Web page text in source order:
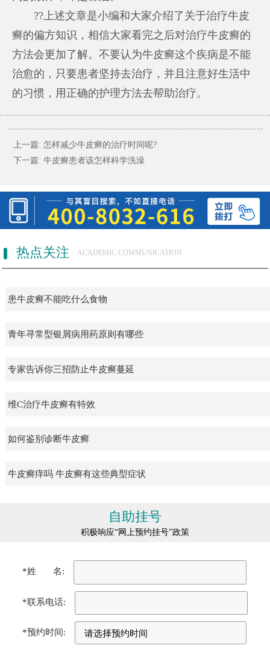
??上述文章是小编和大家介绍了关于治疗牛皮
癣的偏方知识，相信大家看完之后对治疗牛皮癣的
方法会更加了解。不要认为牛皮癣这个疾病是不能
治愈的，只要患者坚持去治疗，并且注意好生活中
的习惯，用正确的护理方法去帮助治疗。
上一篇: 怎样减少牛皮癣的治疗时间呢?
下一篇: 牛皮癣患者该怎样科学洗澡
热点关注 ACADEMIC COMMUNICATION
患牛皮癣不能吃什么食物
青年寻常型银屑病用药原则有哪些
专家告诉你三招防止牛皮癣蔓延
维C治疗牛皮癣有特效
如何鉴别诊断牛皮癣
牛皮癣痒吗 牛皮癣有这些典型症状
自助挂号
积极响应“网上预约挂号”政策
*姓 名:
*联系电话:
*预约时间: